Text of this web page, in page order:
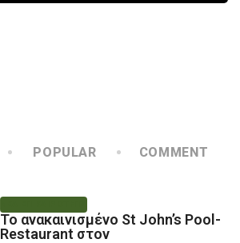
POPULAR COMMENT
Το ανακαινισμένο St John’s Pool-
Restaurant στον